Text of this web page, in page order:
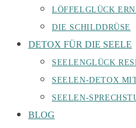
LÖFFELGLÜCK
DIE SCHILDDRÜSE
DETOX FÜR DIE SEELE
SEELENGLÜCK
SEELEN-DETOX
SEELEN-
BLOG